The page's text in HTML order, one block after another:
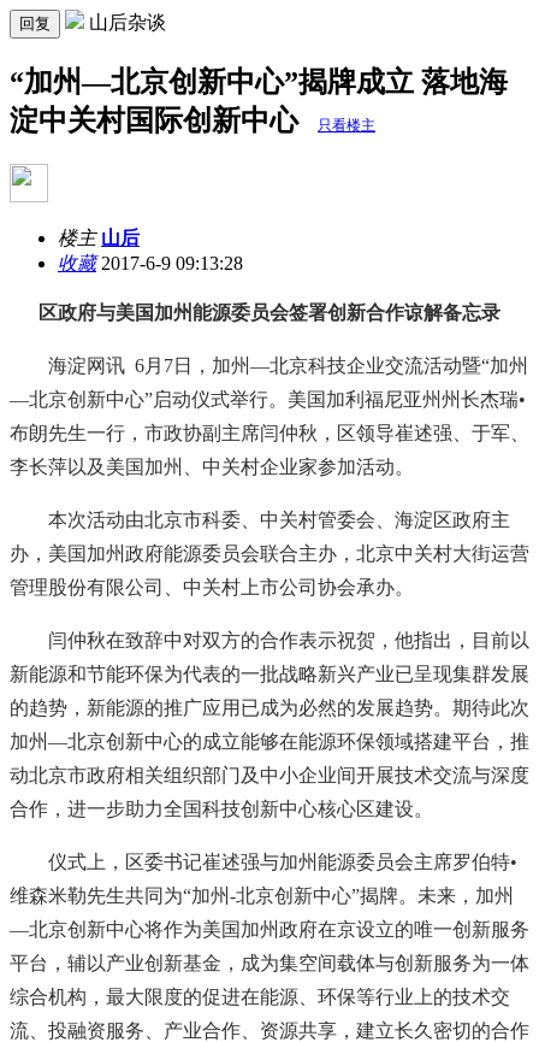
回复 山后杂谈
“加州—北京创新中心”揭牌成立 落地海
淀中关村国际创新中心
只看楼主
楼主 山后
收藏2017-6-9 09:13:28
区政府与美国加州能源委员会签署创新合作谅解备忘录
海淀网讯 6月7日，加州—北京科技企业交流活动暨“加州
—北京创新中心”启动仪式举行。美国加利福尼亚州州长杰瑞•
布朗先生一行，市政协副主席闫仲秋，区领导崔述强、于军、
李长萍以及美国加州、中关村企业家参加活动。
本次活动由北京市科委、中关村管委会、海淀区政府主
办，美国加州政府能源委员会联合主办，北京中关村大街运营
管理股份有限公司、中关村上市公司协会承办。
闫仲秋在致辞中对双方的合作表示祝贺，他指出，目前以
新能源和节能环保为代表的一批战略新兴产业已呈现集群发展
的趋势，新能源的推广应用已成为必然的发展趋势。期待此次
加州—北京创新中心的成立能够在能源环保领域搭建平台，推
动北京市政府相关组织部门及中小企业间开展技术交流与深度
合作，进一步助力全国科技创新中心核心区建设。
仪式上，区委书记崔述强与加州能源委员会主席罗伯特•
维森米勒先生共同为“加州-北京创新中心”揭牌。未来，加州
—北京创新中心将作为美国加州政府在京设立的唯一创新服务
平台，辅以产业创新基金，成为集空间载体与创新服务为一体
综合机构，最大限度的促进在能源、环保等行业上的技术交
流、投融资服务、产业合作、资源共享，建立长久密切的合作